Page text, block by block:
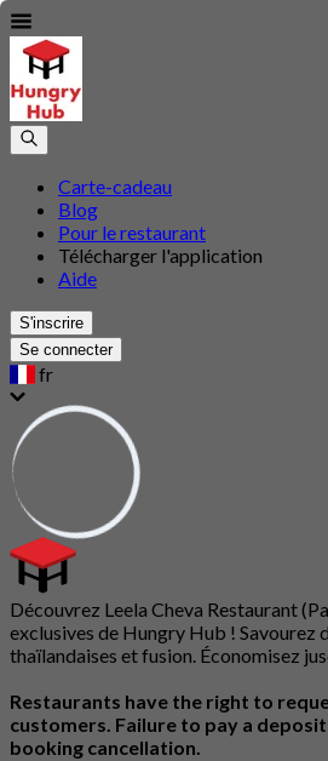
Carte-cadeau
Blog
Pour le restaurant
Télécharger l'application
Aide
S'inscrire
Se connecter
fr
Découvrez Leela Cheva Restaurant
exclusives de Hungry Hub ! Savourez
thaïlandaises et fusion. Économisez
Restaurants have the right to
customers. Failure to pay a
booking cancellation.